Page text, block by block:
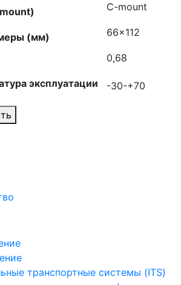
C-mount
(мм) 66×112
0,68
эксплуатации
-30-+70
транспортные системы (ITS)